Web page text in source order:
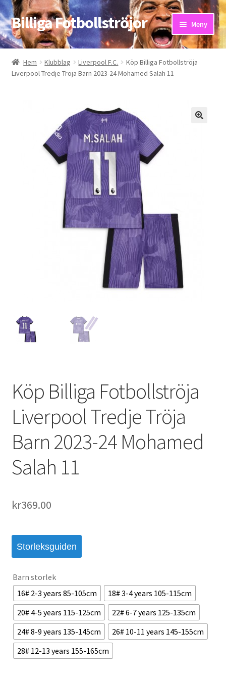
Hoppa
till
navigering
Hoppa
till
innehåll
Billiga Fotbollströjor Meny
Hem
Bloggar
Kontakta oss
Storleksguiden
Hem Klubblag Liverpool F.C.
Köp Billiga Fotbollströja
Liverpool Tredje Tröja Barn 2023-24 Mohamed Salah 11
Köp Billiga Fotbollströja
Liverpool Tredje Tröja
Barn 2023-24 Mohamed
Salah 11
kr369.00
Storleksguiden
Barn storlek
16# 2-3 years 85-105cm
18# 3-4 years 105-115cm
20# 4-5 years 115-125cm
22# 6-7 years 125-135cm
24# 8-9 years 135-145cm
26# 10-11 years 145-155cm
28# 12-13 years 155-165cm